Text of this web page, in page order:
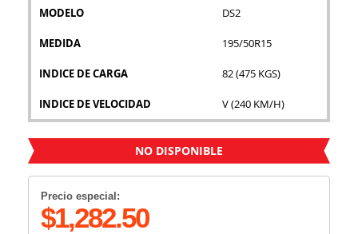
MODELO DS2
MEDIDA 195/50R15
INDICE DE CARGA 82 (475 KGS)
INDICE DE VELOCIDAD V (240 KM/H)
NO DISPONIBLE
Precio especial:
$1,282.50
imágenes